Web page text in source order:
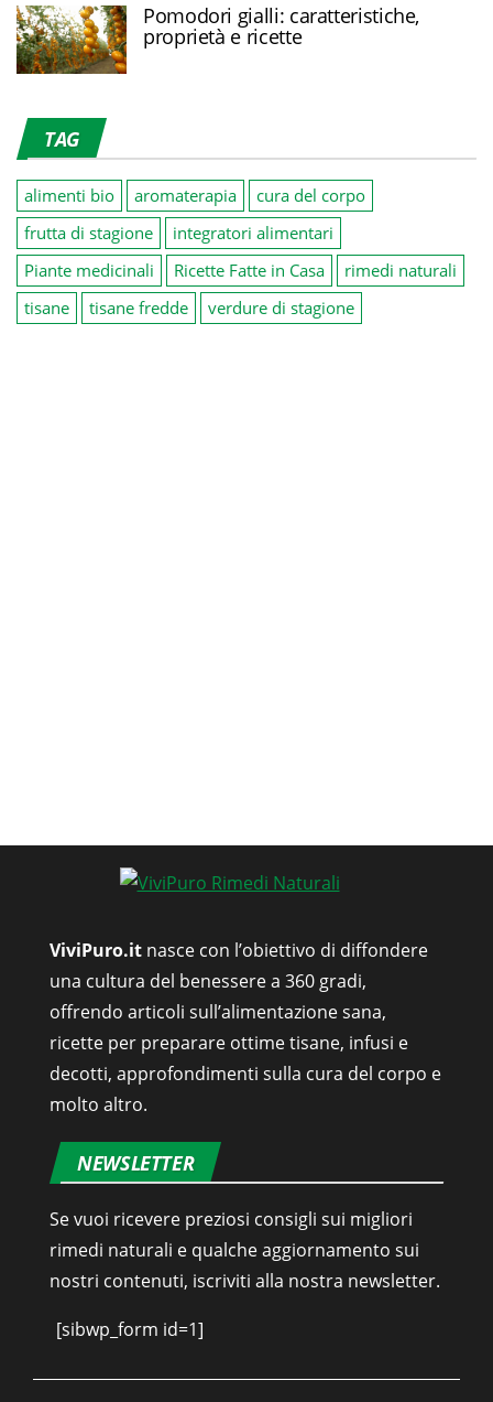
Pomodori gialli: caratteristiche,
proprietà e ricette
TAG
alimenti bio aromaterapia
cura del corpo
frutta di stagione
integratori alimentari
Piante medicinali
Ricette Fatte in Casa
rimedi naturali
tisane
tisane fredde verdure di stagione
ViviPuro.it nasce con l’obiettivo di diffondere
una cultura del benessere a 360 gradi,
offrendo articoli sull’alimentazione sana,
ricette per preparare ottime tisane, infusi e
decotti, approfondimenti sulla cura del corpo e
molto altro.
NEWSLETTER
Se vuoi ricevere preziosi consigli sui migliori
rimedi naturali e qualche aggiornamento sui
nostri contenuti, iscriviti alla nostra newsletter.
[sibwp_form id=1]